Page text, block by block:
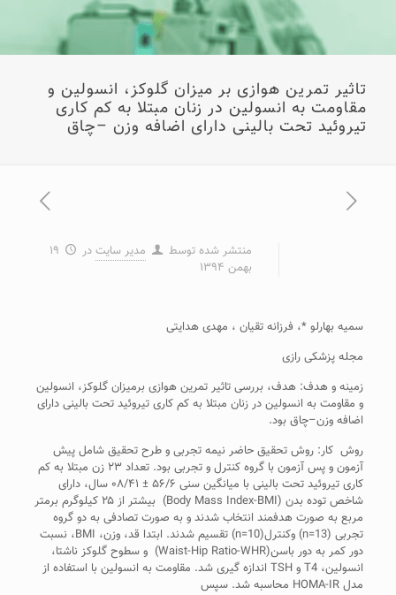
تاثیر تمرین هوازی بر میزان گلوکز، انسولین و
مقاومت به انسولین در زنان مبتلا به کم کاری
تیروئید تحت بالینی دارای اضافه وزن –چاق
منتشر شده توسط مدیر سایت در
۱۹
بهمن ۱۳۹۴
سمیه بهارلو *، فرزانه تقیان ، مهدی هدایتی
مجله پزشکی رازی
زمینه و هدف: هدف، بررسی تاثیر تمرین هوازی برمیزان گلوکز، انسولین
و مقاومت به انسولین در زنان مبتلا به کم کاری تیروئید تحت بالینی دارای
اضافه وزن–چاق بود.
روش کار: روش تحقیق حاضر نیمه تجربی و طرح تحقیق شامل پیش
آزمون و پس آزمون با گروه کنترل و تجربی بود. تعداد ۲۳ زن مبتلا به کم
کاری تیروئید تحت بالینی با میانگین سنی ۵۶/۶ ± ۰۸/۴۱ سال، دارای
شاخص توده بدن (Body Mass Index-BMI) بیشتر از ۲۵ کیلوگرم برمتر
مربع به صورت هدفمند انتخاب شدند و به صورت تصادفی به دو گروه
تجربی (n=13) وکنترل(n=10) تقسیم شدند. ابتدا قد، وزن، BMI، نسبت
دور کمر به دور باسن(Waist-Hip Ratio-WHR) و سطوح گلوکز ناشتا،
انسولین، T4 و TSH اندازه گیری شد. مقاومت به انسولین با استفاده از
مدل HOMA-IR محاسبه شد. سپس